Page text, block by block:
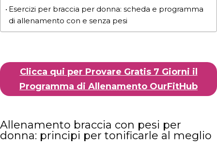
Esercizi per braccia per donna: scheda e programma
di allenamento con e senza pesi
Clicca qui per Provare Gratis 7 Giorni il
Programma di Allenamento OurFitHub
Allenamento braccia con pesi per
donna: principi per tonificarle al meglio